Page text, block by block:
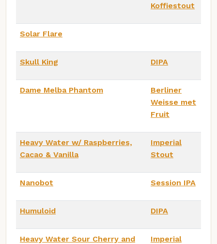
Koffiestout
Solar Flare
Skull King DIPA
Dame Melba Phantom
Berliner
Weisse met
Fruit
Heavy Water w/ Raspberries,
Cacao & Vanilla
Imperial
Stout
Nanobot Session IPA
Humuloid DIPA
Heavy Water Sour Cherry and
Imperial